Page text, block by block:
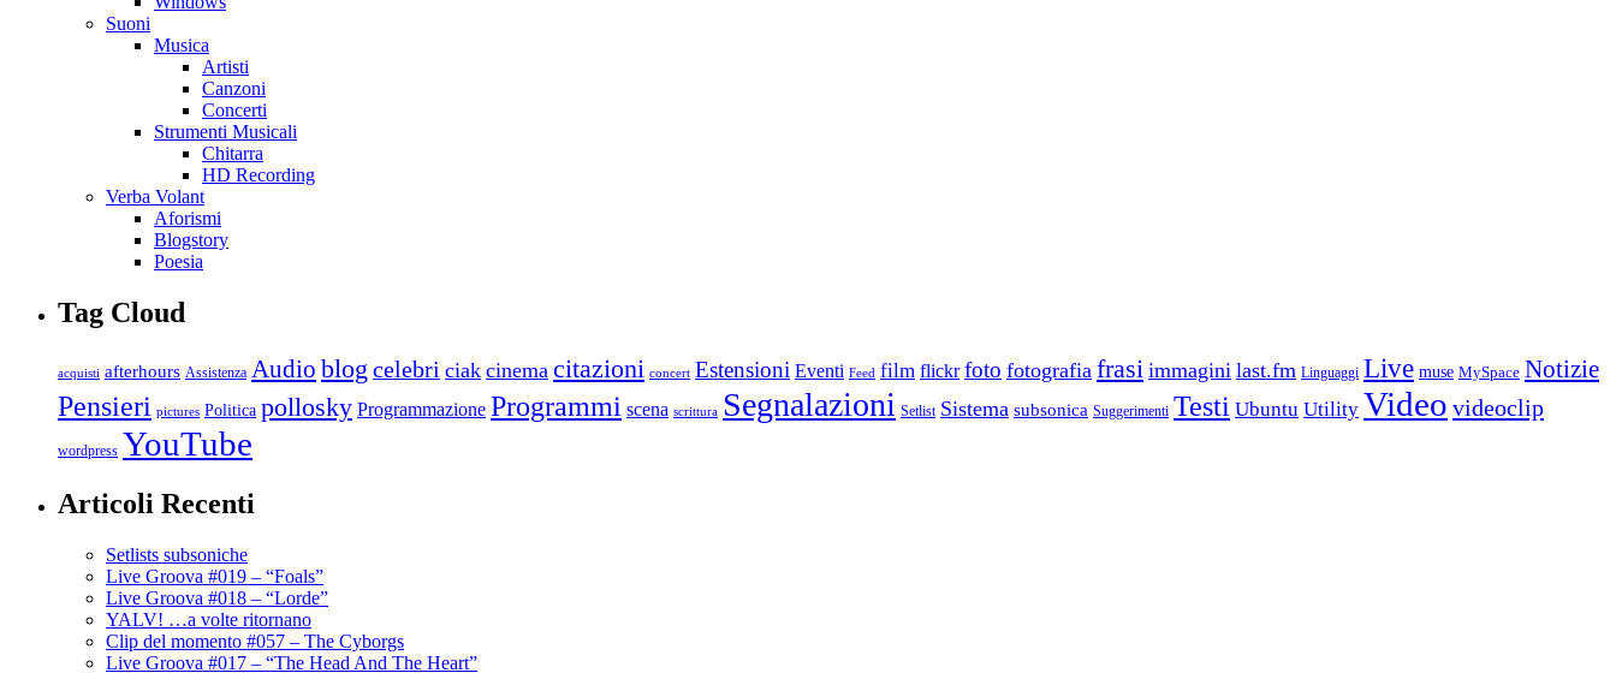
Suoni
Musica
Artisti
Canzoni
Concerti
Strumenti Musicali
Chitarra
HD Recording
Verba Volant
Aforismi
Blogstory
Poesia
Tag Cloud
acquisti afterhours Assistenza Audio blog celebri ciak cinema citazioni concert Estensioni Eventi Feed film flickr foto fotografia frasi immagini last.fm Linguaggi Live muse MySpace Notizie
Pensieri pictures Politica pollosky Programmazione Programmi scena scrittura Segnalazioni Setlist Sistema subsonica Suggerimenti Testi Ubuntu Utility Video videoclip
wordpress YouTube
Articoli Recenti
Setlists subsoniche
Live Groova #019 – “Foals”
Live Groova #018 – “Lorde”
YALV! …a volte ritornano
Clip del momento #057 – The Cyborgs
Live Groova #017 – “The Head And The Heart”